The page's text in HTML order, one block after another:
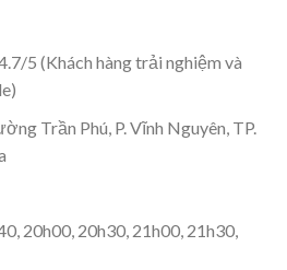
5 (Khách hàng trải nghiệm và
Trần Phú, P. Vĩnh Nguyên, TP.
20h00, 20h30, 21h00, 21h30,